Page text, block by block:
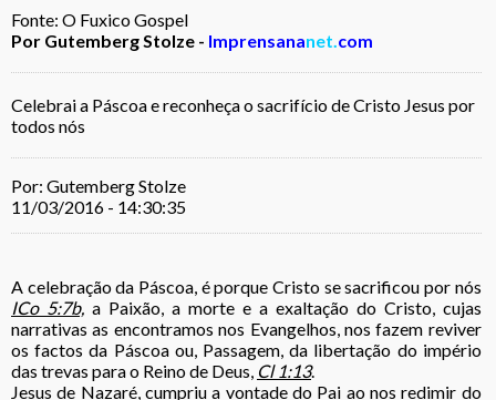
Fonte: O Fuxico Gospel
Por Gutemberg Stolze - Imprensananet. com
Celebrai a Páscoa e reconheça o sacrifício de Cristo Jesus por
todos nós
Por: Gutemberg Stolze
11/03/2016 - 14:30:35
A celebração da Páscoa, é porque Cristo se sacrificou por nós
ICo 5:7b,a Paixão, a morte e a exaltação do Cristo, cujas
narrativas as encontramos nos Evangelhos, nos fazem reviver
os factos da Páscoa ou, Passagem, da libertação do império
das trevas para o Reino de Deus, Cl 1:13.
Jesus de Nazaré, cumpriu a vontade do Pai ao nos redimir do